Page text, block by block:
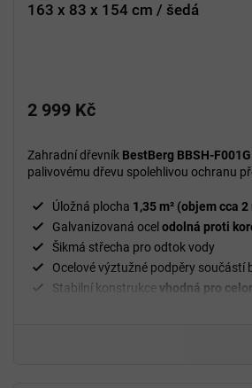
163 x 83 x 154 cm / šedá
2 999 Kč
Zahradní dřevník BestBerg BBSH-F001G
palivovému dřevu spolehlivou ochranu
Úložná plocha 1,35 m² (objem cca 2
Galvanizovaná ocel odolná proti
Šikmá střecha pro odtok vody
Ocelové výztužné podpěry součástí
Stabilní konstrukce vhodná pro